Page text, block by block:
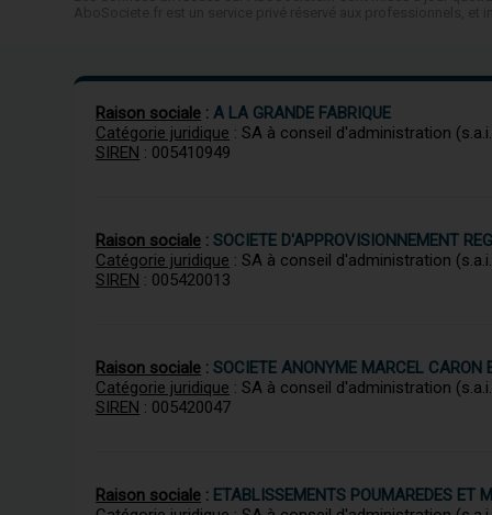
Raison sociale :A LA GRANDE FABRIQUE
Catégorie juridique : SA à conseil d'administration
SIREN : 005410949
Raison sociale :SOCIETE D'APPROVISIONNEMENT
Catégorie juridique : SA à conseil d'administration
SIREN : 005420013
Raison sociale :SOCIETE ANONYME MARCEL CARON
Catégorie juridique : SA à conseil d'administration
SIREN : 005420047
Raison sociale : ETABLISSEMENTS POUMAREDES ET